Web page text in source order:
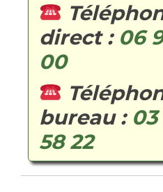
direct : 06
00
bureau : 03
58 22